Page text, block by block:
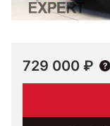
729 000 ₽